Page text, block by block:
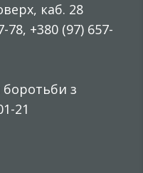
каб. 28
78, +380 (97) 657-
боротьби з
21